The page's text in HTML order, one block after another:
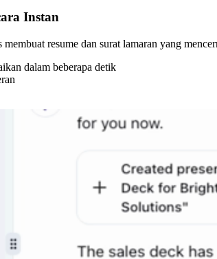
Instan
resume dan surat lamaran yang
dalam beberapa detik